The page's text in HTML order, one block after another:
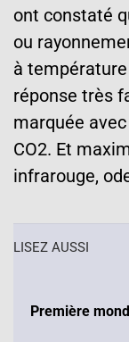
ont constaté
ou
à
réponse très
marquée
CO2. Et
infrarouge,
LISEZ AUSSI
Première